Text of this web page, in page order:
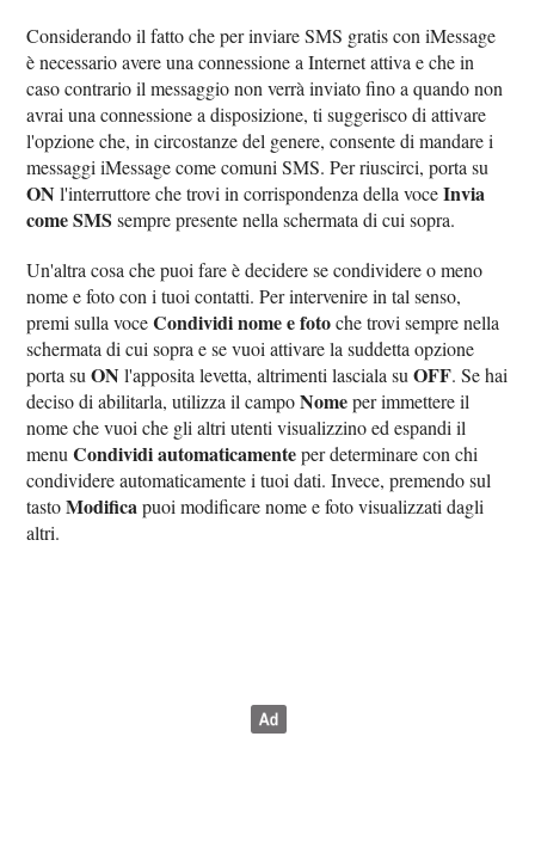
Considerando il fatto che per inviare SMS gratis con iMessage
è necessario avere una connessione a Internet attiva e che in
caso contrario il messaggio non verrà inviato fino a quando non
avrai una connessione a disposizione, ti suggerisco di attivare
l'opzione che, in circostanze del genere, consente di mandare i
messaggi iMessage come comuni SMS. Per riuscirci, porta su
ON l'interruttore che trovi in corrispondenza della voceInvia
come SMS sempre presente nella schermata di cui sopra.
Un'altra cosa che puoi fare è decidere se condividere o meno
nome e foto con i tuoi contatti. Per intervenire in tal senso,
premi sulla voceCondividi nome e fotoche trovi sempre nella
schermata di cui sopra e se vuoi attivare la suddetta opzione
porta suON l'apposita levetta, altrimenti lasciala suOFF. Se hai
deciso di abilitarla, utilizza il campoNomeper immettere il
nome che vuoi che gli altri utenti visualizzino ed espandi il
menuCondividi automaticamenteper determinare con chi
condividere automaticamente i tuoi dati. Invece, premendo sul
tastoModificapuoi modificare nome e foto visualizzati dagli
altri.